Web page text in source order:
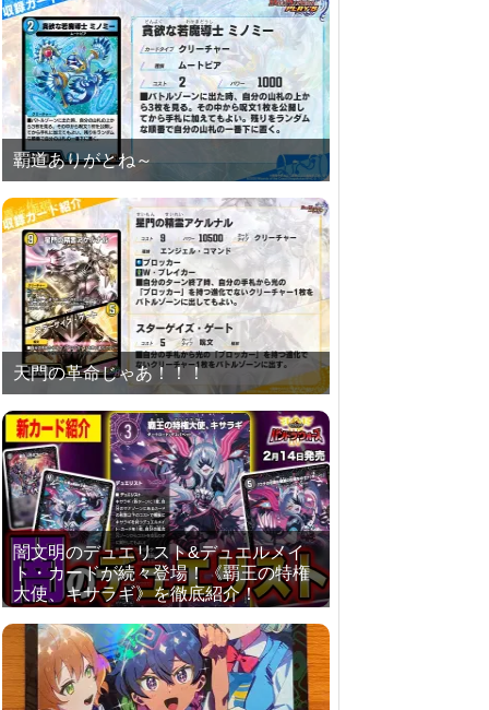
覇道ありがとね～
天門の革命じゃあ！！！
闇文明のデュエリスト&デュエルメイ
ト・カードが続々登場！《覇王の特権
大使、キサラギ》を徹底紹介！